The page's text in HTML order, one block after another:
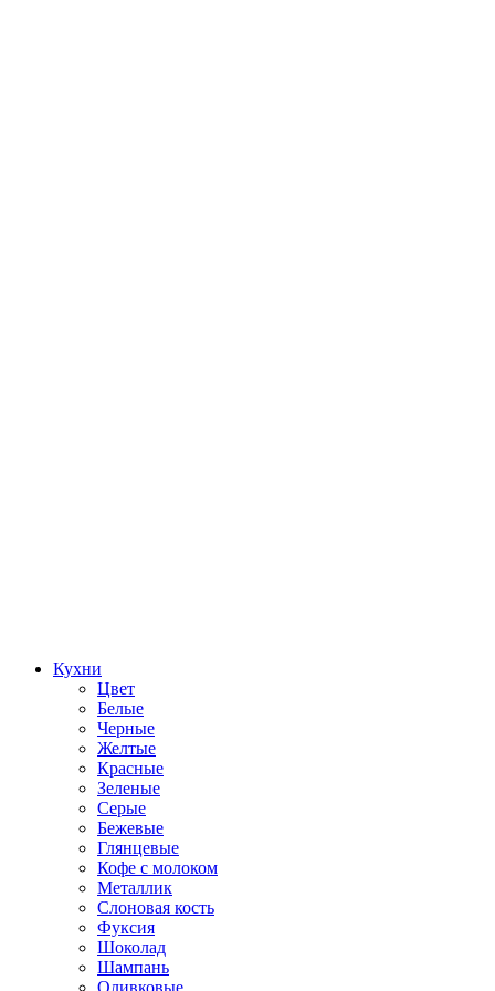
Кухни
Цвет
Белые
Черные
Желтые
Красные
Зеленые
Серые
Бежевые
Глянцевые
Кофе с молоком
Металлик
Слоновая кость
Фуксия
Шоколад
Шампань
Оливковые